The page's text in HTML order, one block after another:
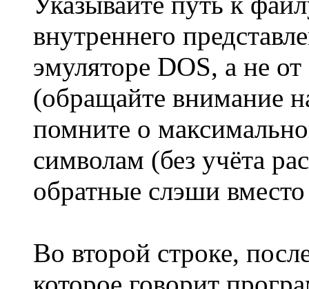
внутреннего
эмуляторе DOS, а не
(обращайте внимание
помните о
символам (без учёта
обратные слэши
Во второй строке,